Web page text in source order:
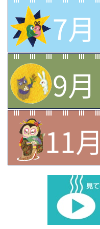
7月
9月
11月